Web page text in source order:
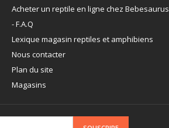
Acheter un reptile en ligne chez Bebesaurus
- F.A.Q
Lexique magasin reptiles et amphibiens
Nous contacter
Plan du site
Magasins